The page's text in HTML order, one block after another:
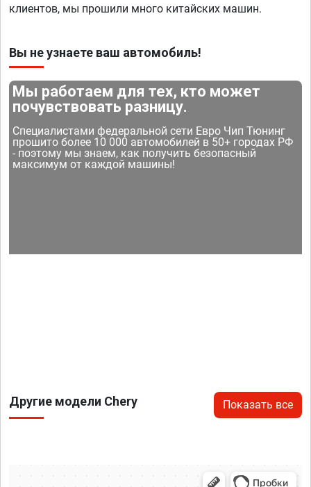
клиентов, мы прошили много китайских машин.
Вы не узнаете ваш автомобиль!
Мы работаем для тех, кто может
почувствовать разницу.
Специалистами федеральной сети Евро Чип Тюнинг
прошито более 10 000 автомобилей в 50+ городах РФ
- поэтому мы знаем, как получить безопасный
максимум от каждой машины!
Другие модели Chery Показать все